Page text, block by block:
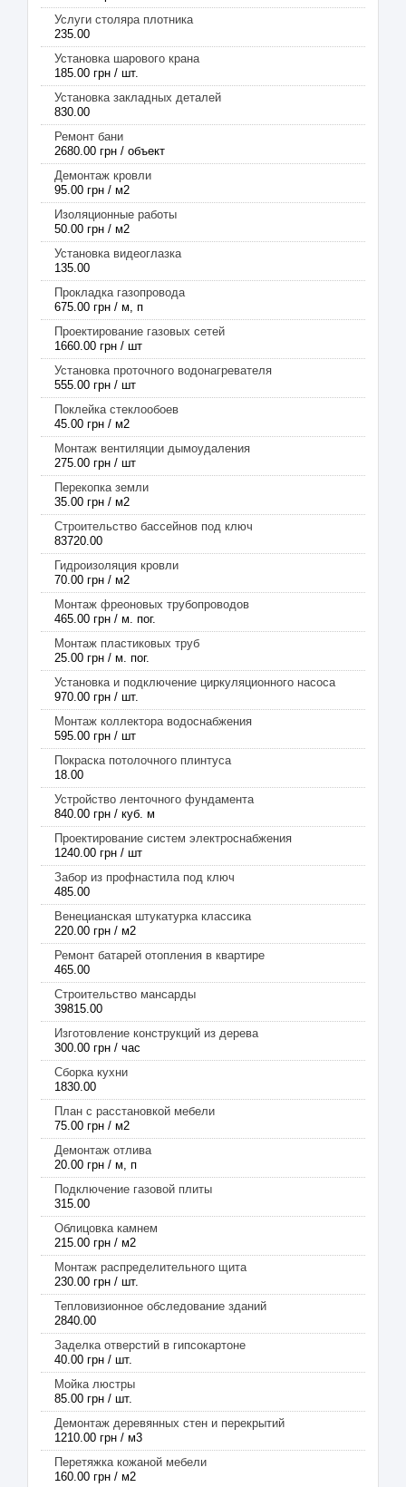
Услуги столяра плотника
235.00
Установка шарового крана
185.00 грн / шт.
Установка закладных деталей
830.00
Ремонт бани
2680.00 грн / объект
Демонтаж кровли
95.00 грн / м2
Изоляционные работы
50.00 грн / м2
Установка видеоглазка
135.00
Прокладка газопровода
675.00 грн / м, п
Проектирование газовых сетей
1660.00 грн / шт
Установка проточного водонагревателя
555.00 грн / шт
Поклейка стеклообоев
45.00 грн / м2
Монтаж вентиляции дымоудаления
275.00 грн / шт
Перекопка земли
35.00 грн / м2
Строительство бассейнов под ключ
83720.00
Гидроизоляция кровли
70.00 грн / м2
Монтаж фреоновых трубопроводов
465.00 грн / м. пог.
Монтаж пластиковых труб
25.00 грн / м. пог.
Установка и подключение циркуляционного насоса
970.00 грн / шт.
Монтаж коллектора водоснабжения
595.00 грн / шт
Покраска потолочного плинтуса
18.00
Устройство ленточного фундамента
840.00 грн / куб. м
Проектирование систем электроснабжения
1240.00 грн / шт
Забор из профнастила под ключ
485.00
Венецианская штукатурка классика
220.00 грн / м2
Ремонт батарей отопления в квартире
465.00
Строительство мансарды
39815.00
Изготовление конструкций из дерева
300.00 грн / час
Сборка кухни
1830.00
План с расстановкой мебели
75.00 грн / м2
Демонтаж отлива
20.00 грн / м, п
Подключение газовой плиты
315.00
Облицовка камнем
215.00 грн / м2
Монтаж распределительного щита
230.00 грн / шт.
Тепловизионное обследование зданий
2840.00
Заделка отверстий в гипсокартоне
40.00 грн / шт.
Мойка люстры
85.00 грн / шт.
Демонтаж деревянных стен и перекрытий
1210.00 грн / м3
Перетяжка кожаной мебели
160.00 грн / м2